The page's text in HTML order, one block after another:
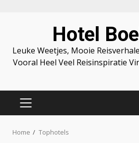
Hotel
Leuke Weetjes, Mooie
Vooral Heel Veel Reisinspiratie
PRIMARY
Home Tophotels